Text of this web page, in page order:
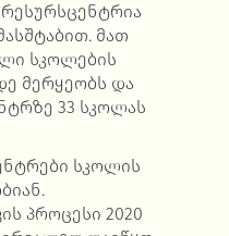
მათ
სკოლების
მერყეობს და
33 სკოლას
სკოლის
პროცესი 2020